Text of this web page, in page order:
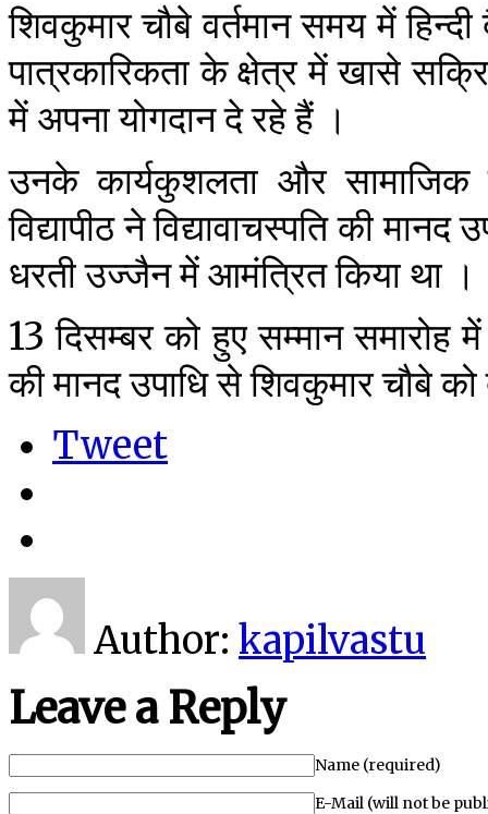
शिवकुमार चौबे वर्तमान समय में
पात्रकारिकता के क्षेत्र में खासे
में अपना योगदान दे रहे हैं ।
उनके कार्यकुशलता और सामाजिक
विद्यापीठ ने विद्यावाचस्पति की
धरती उज्जैन में आमंत्रित किया था ।
13 दिसम्बर को हुए सम्मान समारोह में
की मानद उपाधि से शिवकुमार चौबे
Tweet
Author: kapilvastu
Leave a Reply
Name (required)
E-Mail (will not be